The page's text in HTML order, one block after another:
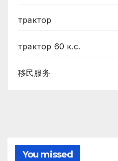
трактор
трактор 60 к.с.
移民服务
You missed